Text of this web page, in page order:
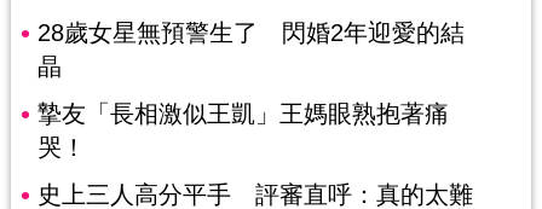
28歲女星無預警生了 閃婚2年迎愛的結
晶
摯友「長相激似王凱」王媽眼熟抱著痛
哭！
史上三人高分平手 評審直呼：真的太難